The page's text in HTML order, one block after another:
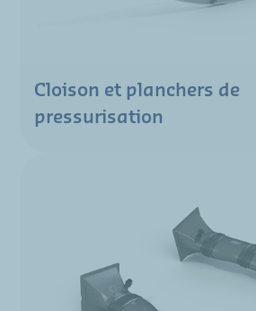
Cloison et planchers de
pressurisation